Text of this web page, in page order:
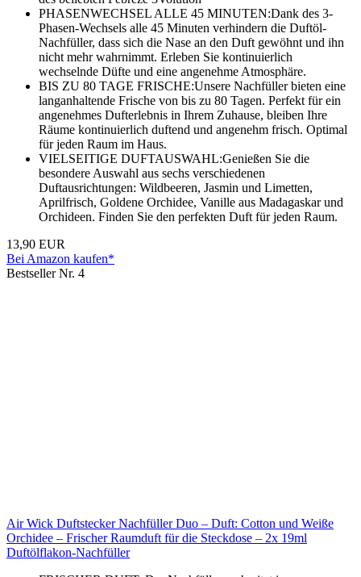
PHASENWECHSEL ALLE 45 MINUTEN:Dank des 3-
Phasen-Wechsels alle 45 Minuten verhindern die Duftöl-
Nachfüller, dass sich die Nase an den Duft gewöhnt und ihn
nicht mehr wahrnimmt. Erleben Sie kontinuierlich
wechselnde Düfte und eine angenehme Atmosphäre.
BIS ZU 80 TAGE FRISCHE:Unsere Nachfüller bieten eine
langanhaltende Frische von bis zu 80 Tagen. Perfekt für ein
angenehmes Dufterlebnis in Ihrem Zuhause, bleiben Ihre
Räume kontinuierlich duftend und angenehm frisch. Optimal
für jeden Raum im Haus.
VIELSEITIGE DUFTAUSWAHL:Genießen Sie die
besondere Auswahl aus sechs verschiedenen
Duftausrichtungen: Wildbeeren, Jasmin und Limetten,
Aprilfrisch, Goldene Orchidee, Vanille aus Madagaskar und
Orchideen. Finden Sie den perfekten Duft für jeden Raum.
13,90 EUR
Bei Amazon kaufen*
Bestseller Nr. 4
Air Wick Duftstecker Nachfüller Duo – Duft: Cotton und Weiße
Orchidee – Frischer Raumduft für die Steckdose – 2x 19ml
Duftölflakon-Nachfüller